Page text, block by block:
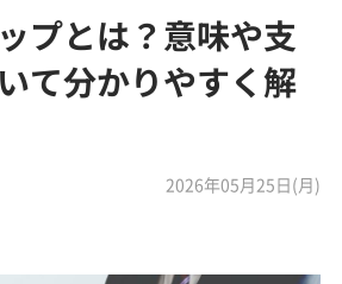
プとは？意味や支
て分かりやすく解
2026年05月25日(月)